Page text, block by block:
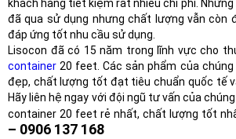
khách hàng tiết kiệm rất nhiều chi phí.
đã qua sử dụng nhưng chất lượng vẫn còn
đáp ứng tốt nhu cầu sử dụng.
Lisocon đã có 15 năm trong lĩnh vực cho
container 20 feet. Các sản phẩm của
đẹp, chất lượng tốt đạt tiêu chuẩn quốc tế
Hãy liên hệ ngay với đội ngũ tư vấn của
container 20 feet rẻ nhất, chất lượng tốt
– 0906 137 168